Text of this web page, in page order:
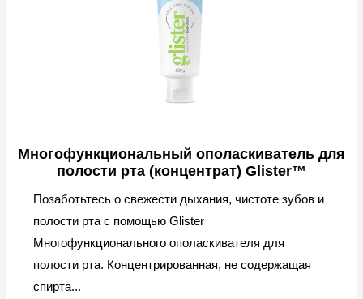
Многофункциональный ополаскиватель для
полости рта (концентрат) Glister™
Позаботьтесь о свежести дыхания, чистоте зубов и
полости рта с помощью Glister
Многофункционального ополаскивателя для
полости рта. Концентрированная, не содержащая
спирта...